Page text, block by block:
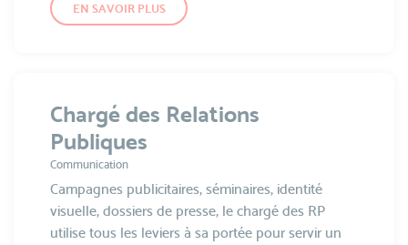
EN SAVOIR PLUS
Chargé des Relations
Publiques
Communication
Campagnes publicitaires, séminaires, identité
visuelle, dossiers de presse, le chargé des RP
utilise tous les leviers à sa portée pour servir un